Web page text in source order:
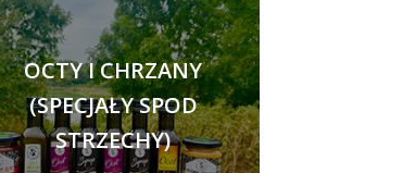
OCTY I CHRZANY
(SPECJAŁY SPOD
STRZECHY)